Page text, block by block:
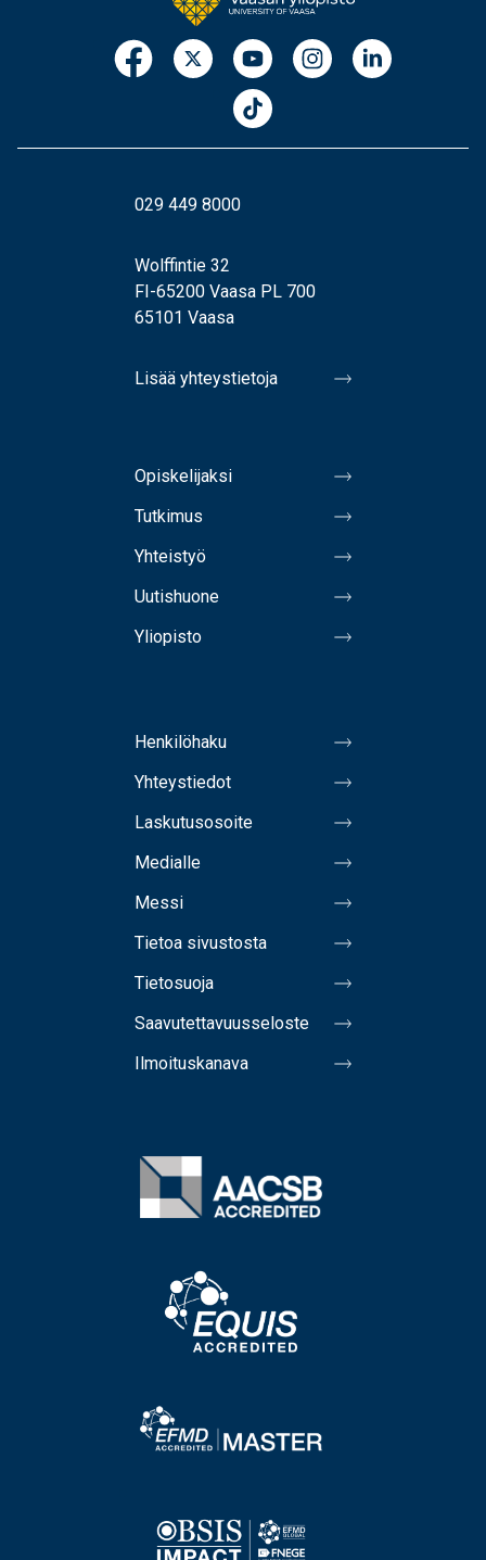
029 449 8000
Wolffintie 32
FI-65200 Vaasa PL 700
65101 Vaasa
Lisää yhteystietoja
Opiskelijaksi
Tutkimus
Yhteistyö
Uutishuone
Yliopisto
Henkilöhaku
Yhteystiedot
Laskutusosoite
Medialle
Messi
Tietoa sivustosta
Tietosuoja
Saavutettavuusseloste
Ilmoituskanava
Image
Image
Image
Image